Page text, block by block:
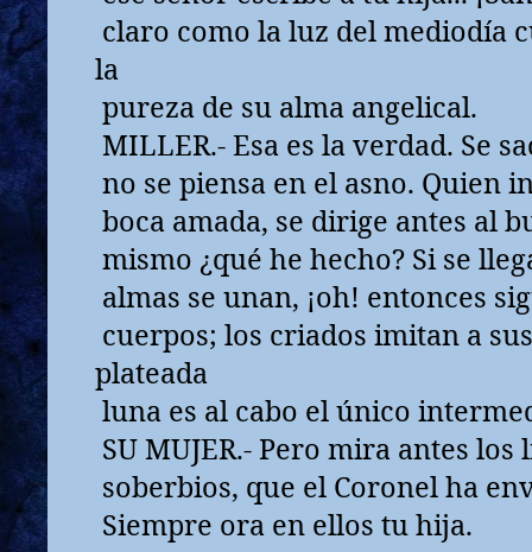
claro como la luz del mediodía
la
pureza de su alma angelical.
MILLER.- Esa es la verdad. Se
no se piensa en el asno. Quien
boca amada, se dirige antes al
mismo ¿qué he hecho? Si se
almas se unan, ¡oh! entonces
cuerpos; los criados imitan a
plateada
luna es al cabo el único
SU MUJER.- Pero mira antes los
soberbios, que el Coronel ha
Siempre ora en ellos tu hija.